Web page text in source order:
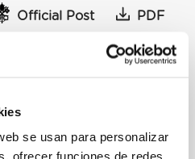
se usan para personalizar
ofrecer funciones de redes
Official Post PDF
LA PASIÓN DE